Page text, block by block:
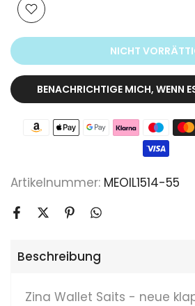
NICHT
BENACHRICHTIGE MICH, WENN
Artikelnummer: MEOIL1514-55
Beschreibung
Zina Wallet Saits - neue